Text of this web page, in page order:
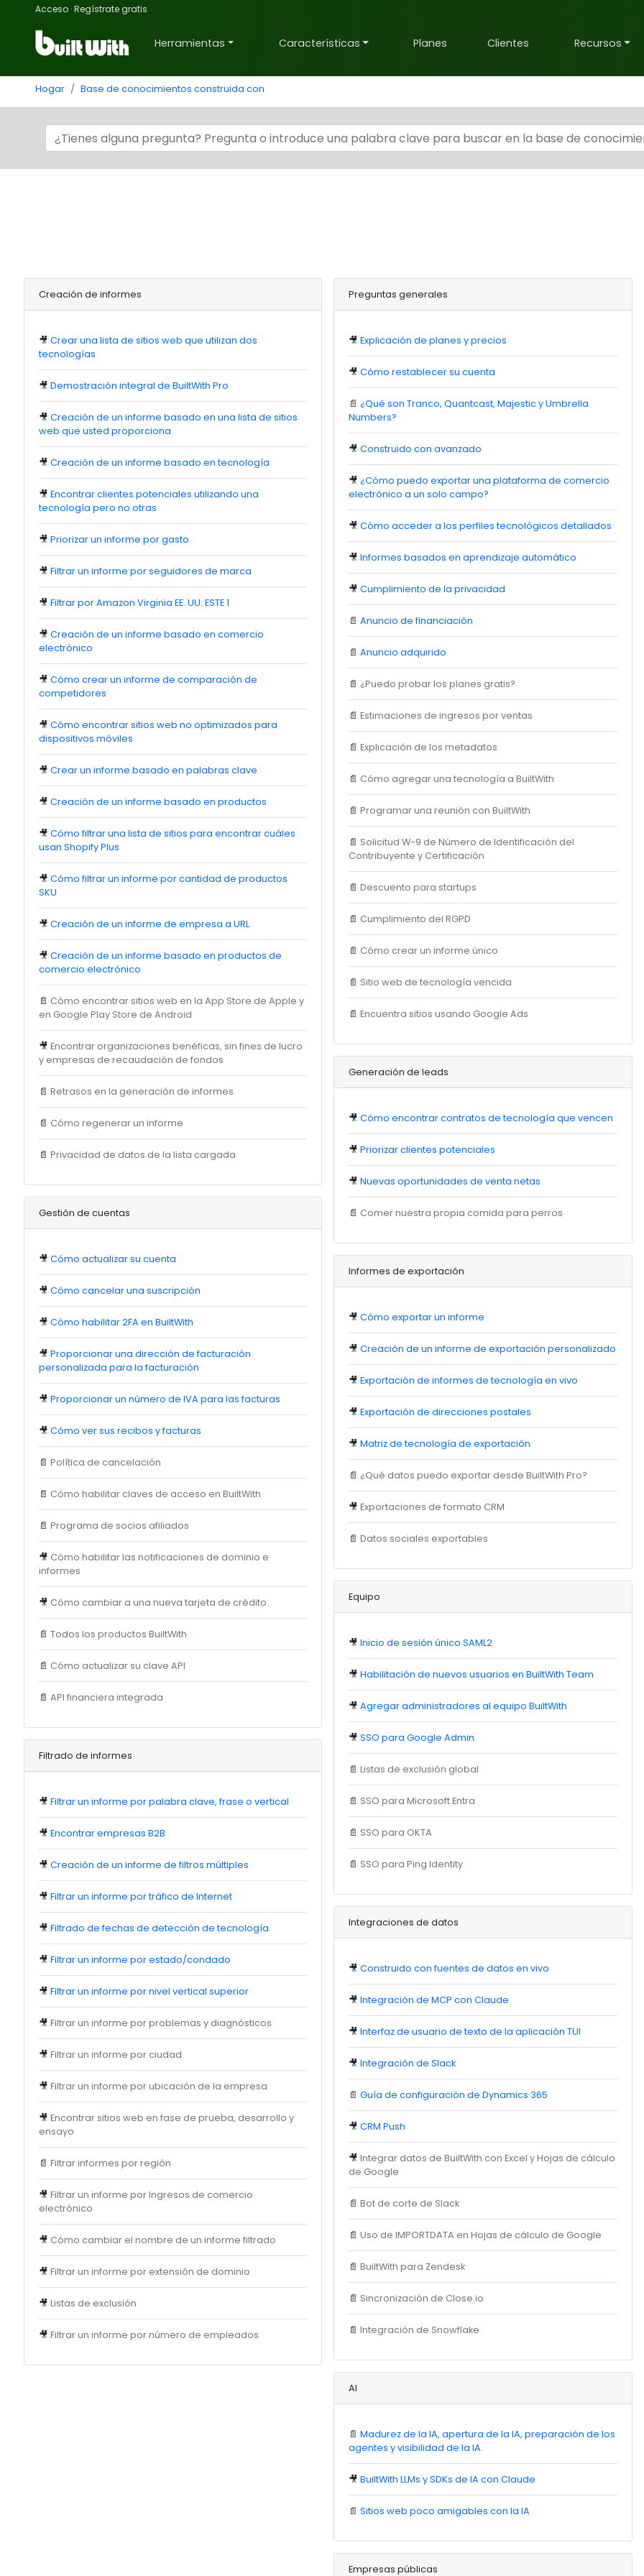
Acceso ·Regístrate gratis
Herramientas Características Planes Clientes Recursos
Hogar Base de conocimientos construida con
Creación de informes
🎥 Crear una lista de sitios web que utilizan dos
tecnologías
🎥 Demostración integral de BuiltWith Pro
🎥 Creación de un informe basado en una lista de sitios
web que usted proporciona
🎥 Creación de un informe basado en tecnología
🎥 Encontrar clientes potenciales utilizando una
tecnología pero no otras
🎥 Priorizar un informe por gasto
🎥 Filtrar un informe por seguidores de marca
🎥 Filtrar por Amazon Virginia EE. UU. ESTE 1
🎥 Creación de un informe basado en comercio
electrónico
🎥 Cómo crear un informe de comparación de
competidores
🎥 Cómo encontrar sitios web no optimizados para
dispositivos móviles
🎥 Crear un informe basado en palabras clave
🎥 Creación de un informe basado en productos
🎥 Cómo filtrar una lista de sitios para encontrar cuáles
usan Shopify Plus
🎥 Cómo filtrar un informe por cantidad de productos
SKU
🎥 Creación de un informe de empresa a URL
🎥 Creación de un informe basado en productos de
comercio electrónico
📄 Cómo encontrar sitios web en la App Store de Apple y
en Google Play Store de Android
🎥 Encontrar organizaciones benéficas, sin fines de lucro
y empresas de recaudación de fondos
📄 Retrasos en la generación de informes
📄 Cómo regenerar un informe
📄 Privacidad de datos de la lista cargada
Gestión de cuentas
🎥 Cómo actualizar su cuenta
🎥 Cómo cancelar una suscripción
🎥 Cómo habilitar 2FA en BuiltWith
🎥 Proporcionar una dirección de facturación
personalizada para la facturación
🎥 Proporcionar un número de IVA para las facturas
🎥 Cómo ver sus recibos y facturas
📄 Política de cancelación
📄 Cómo habilitar claves de acceso en BuiltWith
📄 Programa de socios afiliados
🎥 Cómo habilitar las notificaciones de dominio e
informes
🎥 Cómo cambiar a una nueva tarjeta de crédito
📄 Todos los productos BuiltWith
📄 Cómo actualizar su clave API
📄 API financiera integrada
Filtrado de informes
🎥 Filtrar un informe por palabra clave, frase o vertical
🎥 Encontrar empresas B2B
🎥 Creación de un informe de filtros múltiples
🎥 Filtrar un informe por tráfico de Internet
🎥 Filtrado de fechas de detección de tecnología
🎥 Filtrar un informe por estado/condado
🎥 Filtrar un informe por nivel vertical superior
🎥 Filtrar un informe por problemas y diagnósticos
🎥 Filtrar un informe por ciudad
🎥 Filtrar un informe por ubicación de la empresa
🎥 Encontrar sitios web en fase de prueba, desarrollo y
ensayo
📄 Filtrar informes por región
🎥 Filtrar un informe por Ingresos de comercio
electrónico
🎥 Cómo cambiar el nombre de un informe filtrado
🎥 Filtrar un informe por extensión de dominio
🎥 Listas de exclusión
🎥 Filtrar un informe por número de empleados
Preguntas generales
🎥Explicación de planes y precios
🎥Cómo restablecer su cuenta
📄¿Qué son Tranco, Quantcast, Majestic y Umbrella
Numbers?
🎥Construido con avanzado
🎥¿Cómo puedo exportar una plataforma de comercio
electrónico a un solo campo?
🎥Cómo acceder a los perfiles tecnológicos detallados
🎥Informes basados en aprendizaje automático
🎥Cumplimiento de la privacidad
📄Anuncio de financiación
📄Anuncio adquirido
📄 ¿Puedo probar los planes gratis?
📄Estimaciones de ingresos por ventas
📄Explicación de los metadatos
📄 Cómo agregar una tecnología a BuiltWith
📄Programar una reunión con BuiltWith
📄 Solicitud W-9 de Número de Identificación del
Contribuyente y Certificación
📄Descuento para startups
📄 Cumplimiento del RGPD
📄 Cómo crear un informe único
📄 Sitio web de tecnología vencida
📄Encuentra sitios usando Google Ads
Generación de leads
🎥Cómo encontrar contratos de tecnología que vencen
🎥Priorizar clientes potenciales
🎥Nuevas oportunidades de venta netas
📄 Comer nuestra propia comida para perros
Informes de exportación
🎥Cómo exportar un informe
🎥Creación de un informe de exportación personalizado
🎥Exportación de informes de tecnología en vivo
🎥Exportación de direcciones postales
🎥Matriz de tecnología de exportación
📄 ¿Qué datos puedo exportar desde BuiltWith Pro?
🎥Exportaciones de formato CRM
📄Datos sociales exportables
Equipo
🎥Inicio de sesión único SAML2
🎥Habilitación de nuevos usuarios en BuiltWith Team
🎥Agregar administradores al equipo BuiltWith
🎥SSO para Google Admin
📄Listas de exclusión global
📄 SSO para Microsoft Entra
📄 SSO para OKTA
📄 SSO para Ping Identity
Integraciones de datos
🎥Construido con fuentes de datos en vivo
🎥Integración de MCP con Claude
🎥Interfaz de usuario de texto de la aplicación TUI
🎥Integración de Slack
📄Guía de configuración de Dynamics 365
🎥CRM Push
🎥Integrar datos de BuiltWith con Excel y Hojas de cálculo
de Google
📄Bot de corte de Slack
📄Uso de IMPORTDATA en Hojas de cálculo de Google
📄BuiltWith para Zendesk
📄 Sincronización de Close.io
📄Integración de Snowflake
AI
📄Madurez de la IA, apertura de la IA, preparación de los
agentes y visibilidad de la IA.
🎥BuiltWith LLMs y SDKs de IA con Claude
📄Sitios web poco amigables con la IA
Empresas públicas